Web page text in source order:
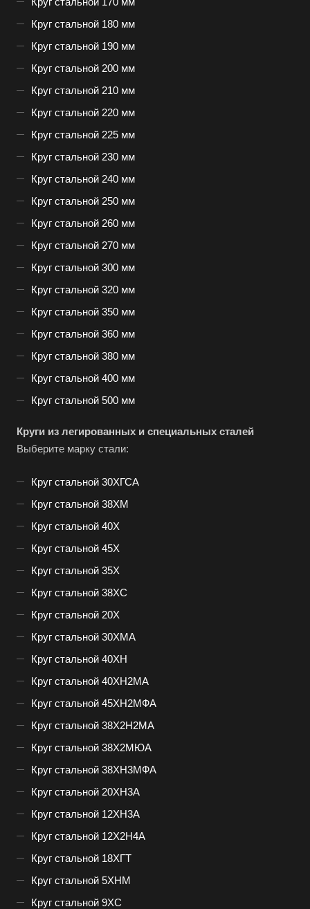
Круг стальной 180 мм
Круг стальной 190 мм
Круг стальной 200 мм
Круг стальной 210 мм
Круг стальной 220 мм
Круг стальной 225 мм
Круг стальной 230 мм
Круг стальной 240 мм
Круг стальной 250 мм
Круг стальной 260 мм
Круг стальной 270 мм
Круг стальной 300 мм
Круг стальной 320 мм
Круг стальной 350 мм
Круг стальной 360 мм
Круг стальной 380 мм
Круг стальной 400 мм
Круг стальной 500 мм
Круги из легированных и специальных сталей
Выберите марку стали:
Круг стальной 30ХГСА
Круг стальной 38ХМ
Круг стальной 40Х
Круг стальной 45Х
Круг стальной 35Х
Круг стальной 38ХС
Круг стальной 20Х
Круг стальной 30ХМА
Круг стальной 40ХН
Круг стальной 40ХН2МА
Круг стальной 45ХН2МФА
Круг стальной 38Х2Н2МА
Круг стальной 38Х2МЮА
Круг стальной 38ХН3МФА
Круг стальной 20ХН3А
Круг стальной 12ХН3А
Круг стальной 12Х2Н4А
Круг стальной 18ХГТ
Круг стальной 5ХНМ
Круг стальной 9ХС